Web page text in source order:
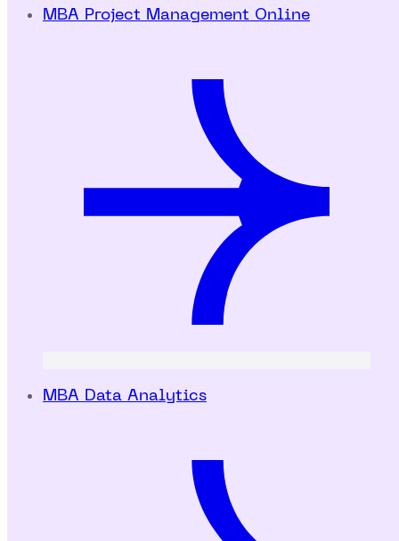
MBA Project Management Online
MBA Data Analytics